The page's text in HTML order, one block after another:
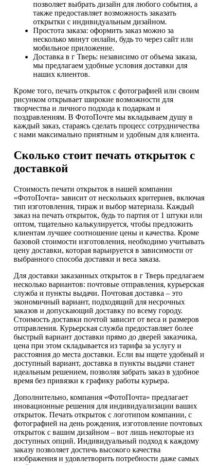
позволяет выбрать дизайн для любого события, а
также предоставляет возможность заказать
открытки с индивидуальным дизайном.
Простота заказа: оформить заказ можно за
несколько минут онлайн, будь то через сайт или
мобильное приложение.
Доставка в г Тверь: независимо от объема заказа,
мы предлагаем удобные условия доставки для
наших клиентов.
Кроме того, печать открыток с фотографией или своим
рисунком открывает широкие возможности для
творчества и личного подхода к подаркам и
поздравлениям. В ФотоПочте мы вкладываем душу в
каждый заказ, стараясь сделать процесс сотрудничества
с нами максимально приятным и удобным для клиента.
Сколько стоит печать открыток с
доставкой
Стоимость печати открыток в нашей компании
«ФотоПочта» зависит от нескольких критериев, включая
тип изготовления, тираж и выбор материала. Каждый
заказ на печать открыток, будь то партия от 1 штуки или
оптом, тщательно калькулируется, чтобы предложить
клиентам лучшее соотношение цены и качества. Кроме
базовой стоимости изготовления, необходимо учитывать
цену доставки, которая варьируется в зависимости от
выбранного способа доставки и веса заказа.
Для доставки заказанных открыток в г Тверь предлагаем
несколько вариантов: почтовые отправления, курьерская
служба и пункты выдачи. Почтовая доставка – это
экономичный вариант, подходящий для несрочных
заказов и допускающий доставку по всему городу.
Стоимость доставки почтой зависит от веса и размеров
отправления. Курьерская служба предоставляет более
быстрый вариант доставки прямо до дверей заказчика,
цена при этом складывается из тарифа за услугу и
расстояния до места доставки. Если вы ищете удобный и
доступный вариант, доставка в пункты выдачи станет
идеальным решением, позволяя забрать заказ в удобное
время без привязки к графику работы курьера.
Дополнительно, компания «ФотоПочта» предлагает
иновационные решения для индивидуализации ваших
открыток. Печать открыток с логотипом компании, с
фотографией на день рождения, изготовление почтовых
открыток с вашим дизайном – вот лишь некоторые из
доступных опций. Индивидуальный подход к каждому
заказу позволяет достичь высокого качества
изображения и удовлетворить потребности даже самых